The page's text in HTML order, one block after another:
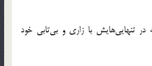
تنهايي‌هايش با زاري و بي‌تابي خود